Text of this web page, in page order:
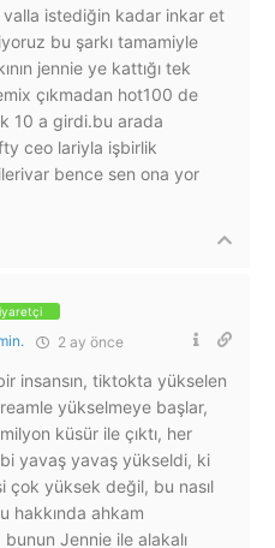
valla istediğin kadar inkar et
bu şarkı tamamiyle
jennie ye kattığı tek
çıkmadan hot100 de
10 a girdi.bu arada
ceo lariyla işbirlik
bence sen ona yor
2 ay önce
insansın, tiktokta yükselen
yükselmeye başlar,
küsür ile çıktı, her
yavaş yavaş yükseldi, ki
çok yüksek değil, bu nasıl
hakkında ahkam
Jennie ile alakalı